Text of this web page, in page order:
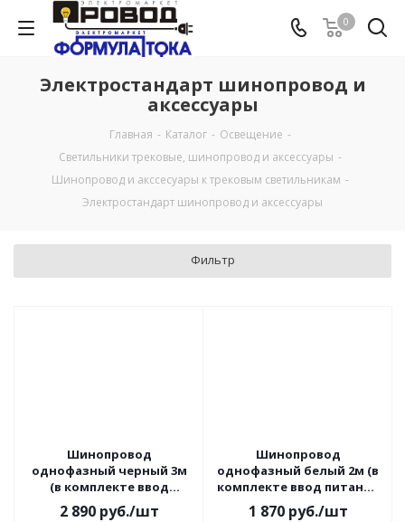
0
Электростандарт шинопровод и
аксессуары
Главная - Каталог - Освещение -
Светильники трековые, шинопровод и аксессуары -
Шинопровод и акссесуары к трековым светильникам -
Электростандарт шинопровод и аксессуары
Фильтр
Шинопровод
однофазный черный 3м
(в комплекте ввод
питания и заглушка)
2 890руб./шт
Шинопровод
однофазный белый 2м (в
комплекте ввод питания
и заглушка)
1 870руб./шт